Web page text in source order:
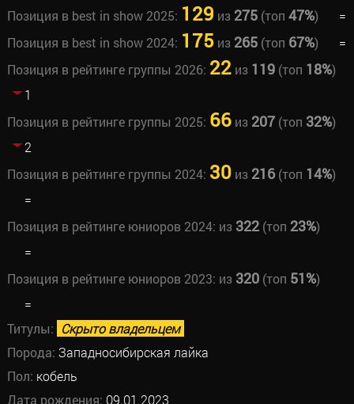
Позиция в best in show 2025: 129 из 275(топ 47%)
=
Позиция в best in show 2024: 175из 265(топ 67%)
=
Позиция в рейтинге группы 2026: 22из 119(топ 18%)
1
Позиция в рейтинге группы 2025: 66из 207(топ 32%)
2
Позиция в рейтинге группы 2024: 30из 216(топ 14%)
=
Позиция в рейтинге юниоров 2024: из 322(топ 23%)
=
Позиция в рейтинге юниоров 2023: из 320(топ 51%)
=
Титулы: Скрыто владельцем
Порода: Западносибирская лайка
Пол: кобель
Дата рождения: 09.01.2023